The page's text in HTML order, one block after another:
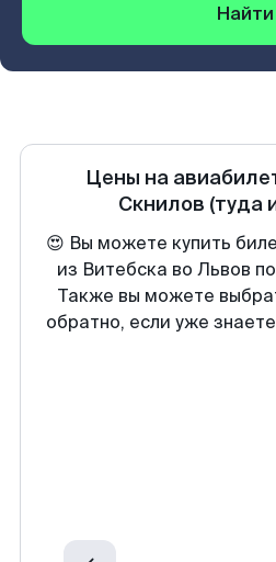
Найти
Цены на
Скнилов (туда
😍 Вы можете купить
из Витебска во Львов
Также вы можете
обратно, если уже